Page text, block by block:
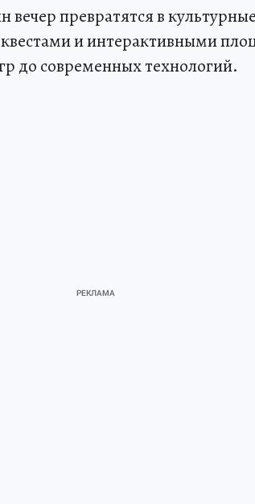
вечер превратятся в
и интерактивными
до современных технологий.